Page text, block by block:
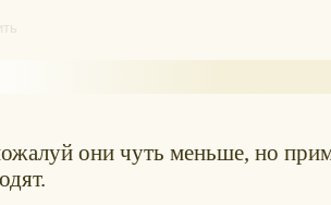
они чуть меньше, но